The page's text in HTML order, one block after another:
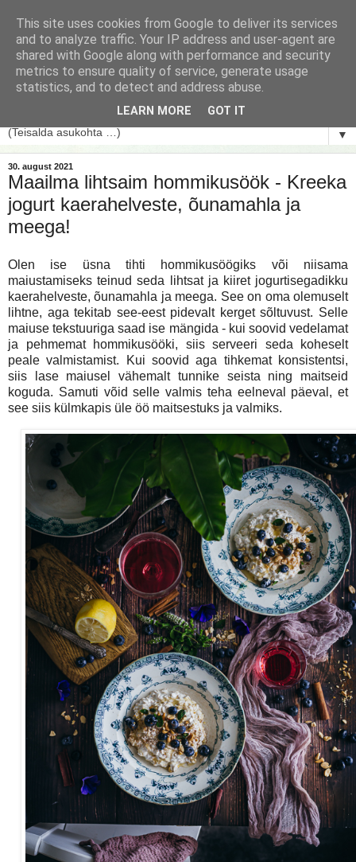
▼
30. august 2021
Maailma lihtsaim hommikusöök - Kreeka
jogurt kaerahelveste, õunamahla ja
meega!
Olen ise üsna tihti hommikusöögiks või niisama
maiustamiseks teinud seda lihtsat ja kiiret jogurtisegadikku
kaerahelveste, õunamahla ja meega. See on oma olemuselt
lihtne, aga tekitab see-eest pidevalt kerget sõltuvust. Selle
maiuse tekstuuriga saad ise mängida - kui soovid vedelamat
ja pehmemat hommikusööki, siis serveeri seda koheselt
peale valmistamist. Kui soovid aga tihkemat konsistentsi,
siis lase maiusel vähemalt tunnike seista ning maitseid
koguda. Samuti võid selle valmis teha eelneval päeval, et
see siis külmkapis üle öö maitsestuks ja valmiks.
This site uses cookies from Google to deliver its services
and to analyze traffic. Your IP address and user-agent are
shared with Google along with performance and security
metrics to ensure quality of service, generate usage
statistics, and to detect and address abuse.
LEARN MORE GOT IT